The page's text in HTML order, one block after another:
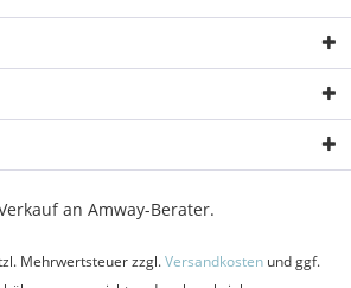
an Amway-Berater.
Mehrwertsteuer zzgl.Versandkosten und ggf.